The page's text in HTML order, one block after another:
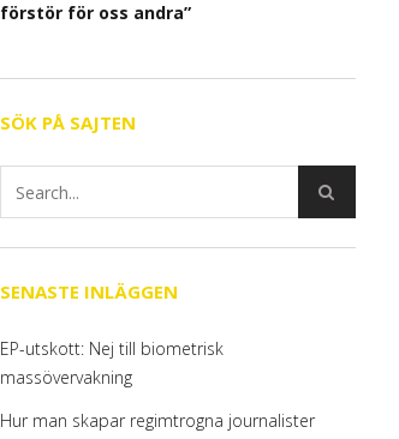
förstör för oss andra”
SÖK PÅ SAJTEN
SENASTE INLÄGGEN
EP-utskott: Nej till biometrisk
massövervakning
Hur man skapar regimtrogna journalister